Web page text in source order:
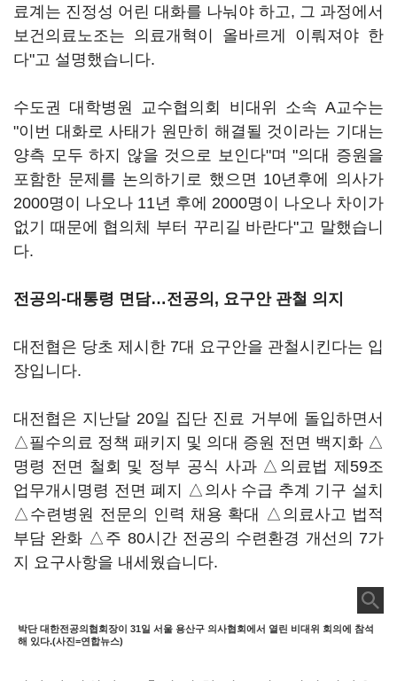
료계는 진정성 어린 대화를 나눠야 하고, 그 과정에서
보건의료노조는 의료개혁이 올바르게 이뤄져야 한
다"고 설명했습니다.
수도권 대학병원 교수협의회 비대위 소속 A교수는
"이번 대화로 사태가 원만히 해결될 것이라는 기대는
양측 모두 하지 않을 것으로 보인다"며 "의대 증원을
포함한 문제를 논의하기로 했으면 10년후에 의사가
2000명이 나오나 11년 후에 2000명이 나오나 차이가
없기 때문에 협의체 부터 꾸리길 바란다"고 말했습니
다.
전공의-대통령 면담…전공의, 요구안 관철 의지
대전협은 당초 제시한 7대 요구안을 관철시킨다는 입
장입니다.
대전협은 지난달 20일 집단 진료 거부에 돌입하면서
△필수의료 정책 패키지 및 의대 증원 전면 백지화 △
명령 전면 철회 및 정부 공식 사과 △의료법 제59조
업무개시명령 전면 폐지 △의사 수급 추계 기구 설치
△수련병원 전문의 인력 채용 확대 △의료사고 법적
부담 완화 △주 80시간 전공의 수련환경 개선의 7가
지 요구사항을 내세웠습니다.
박단 대한전공의협회장이 31일 서울 용산구 의사협회에서 열린 비대위 회의에 참석
해 있다.(사진=연합뉴스)